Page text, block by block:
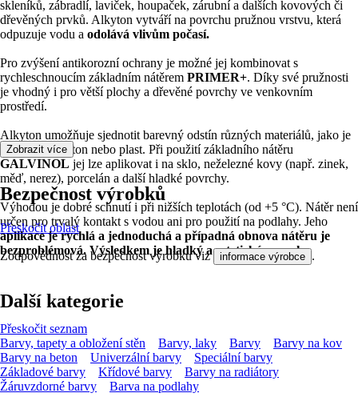
skleníků, zábradlí, laviček, houpaček, zárubní a dalších kovových či
dřevěných prvků. Alkyton vytváří na povrchu pružnou vrstvu, která
odpuzuje vodu a odolává vlivům počasí.
Pro zvýšení antikorozní ochrany je možné jej kombinovat s
rychleschnoucím základním nátěrem PRIMER+. Díky své pružnosti
je vhodný i pro větší plochy a dřevěné povrchy ve venkovním
prostředí.
Alkyton umožňuje sjednotit barevný odstín různých materiálů, jako je
kov, dřevo, beton nebo plast. Při použití základního nátěru
GALVINOL jej lze aplikovat i na sklo, neželezné kovy (např. zinek,
měď, nerez), porcelán a další hladké povrchy.
Výhodou je dobré schnutí i při nižších teplotách (od +5 °C). Nátěr není
určen pro trvalý kontakt s vodou ani pro použití na podlahy. Jeho
aplikace je rychlá a jednoduchá a případná obnova nátěru je
bezproblémová. Výsledkem je hladký a estetický povrch.
Zobrazit více
Bezpečnost výrobků
Přeskočit oblast
Zodpovědnost za bezpečnost výrobku viz informace výrobce .
Další kategorie
Přeskočit seznam
Barvy, tapety a obložení stěn
Barvy, laky Barvy
Barvy na kov
Barvy na beton
Univerzální barvy
Speciální barvy
Základové barvy
Křídové barvy
Barvy na radiátory
Žáruvzdorné barvy
Barva na podlahy